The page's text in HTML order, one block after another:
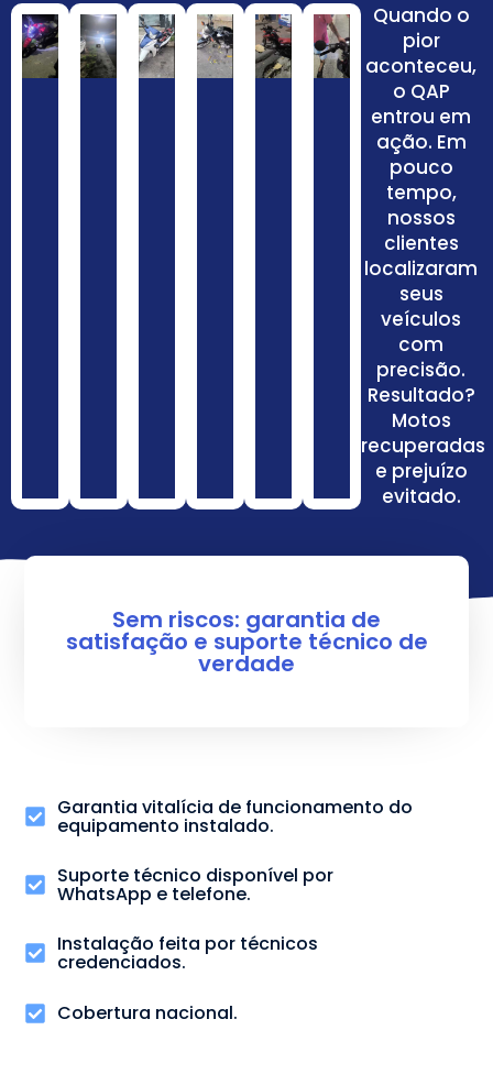
Quando o
pior
aconteceu,
o QAP
entrou em
ação. Em
pouco
tempo,
nossos
clientes
localizaram
seus
veículos
com
precisão.
Resultado?
Motos
recuperadas
e prejuízo
evitado.
Sem riscos: garantia de
satisfação e suporte técnico de
verdade
Garantia vitalícia de funcionamento do
equipamento instalado.
Suporte técnico disponível por
WhatsApp e telefone.
Instalação feita por técnicos
credenciados.
Cobertura nacional.